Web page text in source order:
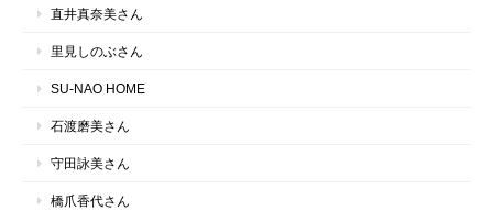
直井真奈美さん
里見しのぶさん
SU-NAO HOME
石渡磨美さん
守田詠美さん
橋爪香代さん